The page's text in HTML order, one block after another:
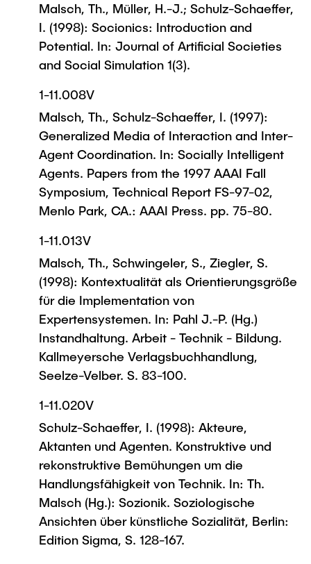
Malsch, Th., Müller, H.-J.; Schulz-Schaeffer,
I. (1998): Socionics: Introduction and
Potential. In: Journal of Artificial Societies
and Social Simulation 1(3).
1-11.008V
Malsch, Th., Schulz-Schaeffer, I. (1997):
Generalized Media of Interaction and Inter-
Agent Coordination. In: Socially Intelligent
Agents. Papers from the 1997 AAAI Fall
Symposium, Technical Report FS-97-02,
Menlo Park, CA.: AAAI Press. pp. 75-80.
1-11.013V
Malsch, Th., Schwingeler, S., Ziegler, S.
(1998): Kontextualität als Orientierungsgröße
für die Implementation von
Expertensystemen. In: Pahl J.-P. (Hg.)
Instandhaltung. Arbeit - Technik - Bildung.
Kallmeyersche Verlagsbuchhandlung,
Seelze-Velber. S. 83-100.
1-11.020V
Schulz-Schaeffer, I. (1998): Akteure,
Aktanten und Agenten. Konstruktive und
rekonstruktive Bemühungen um die
Handlungsfähigkeit von Technik. In: Th.
Malsch (Hg.): Sozionik. Soziologische
Ansichten über künstliche Sozialität, Berlin:
Edition Sigma, S. 128-167.